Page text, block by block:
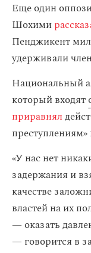
Еще один
Шохими
Пенджикент
удерживали
Национальный
который входят
приравнял
«У нас нет
задержания и
качестве
властей на их
— оказать
— говорится в